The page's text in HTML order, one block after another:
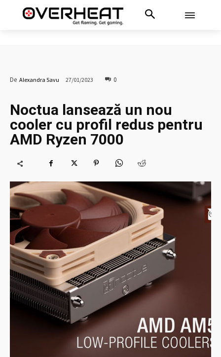
De Alexandra Savu 27/01/2023 0
Noctua lansează un nou
cooler cu profil redus pentru
AMD Ryzen 7000